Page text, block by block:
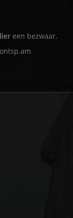
een bezwaar.